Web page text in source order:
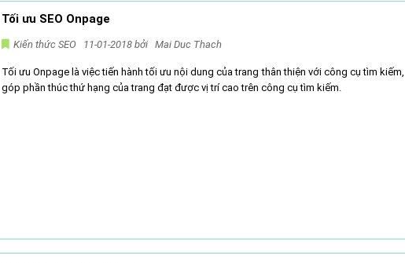
Tối ưu SEO Onpage
Kiến thức SEO 11-01-2018 bởi Mai Duc Thach
Tối ưu Onpage là việc tiến hành tối ưu nội dung của trang thân thiện với công cụ tìm kiếm,
góp phần thúc thứ hạng của trang đạt được vị trí cao trên công cụ tìm kiếm.